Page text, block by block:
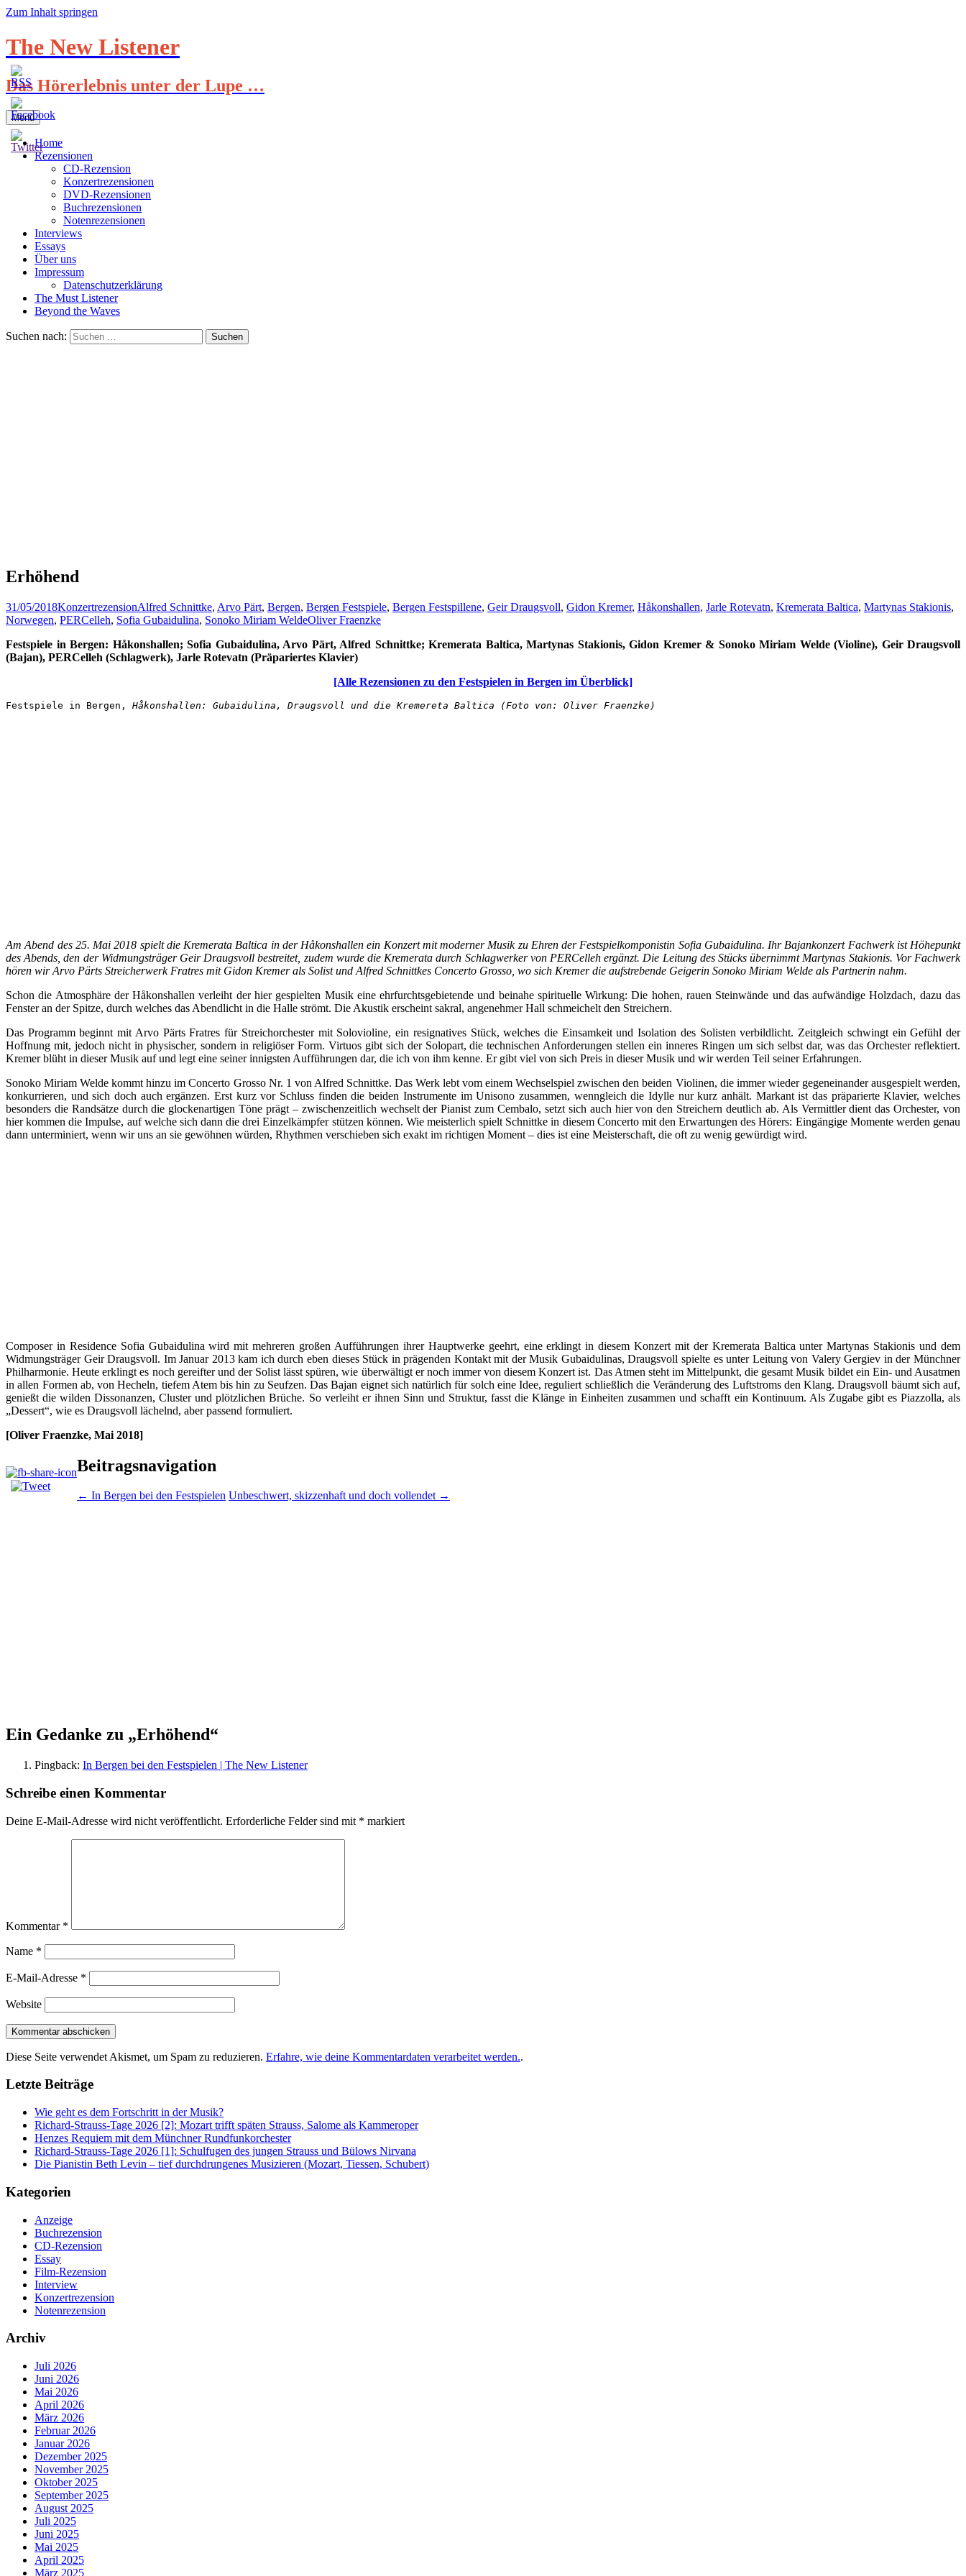
Zum Inhalt springen
The New Listener
Das Hörerlebnis unter der Lupe …
Menü
Home
Rezensionen
CD-Rezension
Konzertrezensionen
DVD-Rezensionen
Buchrezensionen
Notenrezensionen
Interviews
Essays
Über uns
Impressum
Datenschutzerklärung
The Must Listener
Beyond the Waves
Suchen nach:
Erhöhend
31/05/2018KonzertrezensionAlfred Schnittke, Arvo Pärt, Bergen, Bergen Festspiele, Bergen Festspillene, Geir Draugsvoll, Gidon Kremer, Håkonshallen, Jarle Rotevatn, Kremerata Baltica, Martynas Stakionis,
Norwegen, PERCelleh, Sofia Gubaidulina, Sonoko Miriam WeldeOliver Fraenzke
Festspiele in Bergen: Håkonshallen; Sofia Gubaidulina, Arvo Pärt, Alfred Schnittke; Kremerata Baltica, Martynas Stakionis, Gidon Kremer & Sonoko Miriam Welde (Violine), Geir Draugsvoll
(Bajan), PERCelleh (Schlagwerk), Jarle Rotevatn (Präpariertes Klavier)
[Alle Rezensionen zu den Festspielen in Bergen im Überblick]
Festspiele in Bergen, Håkonshallen: Gubaidulina, Draugsvoll und die Kremereta Baltica (Foto von: Oliver Fraenzke)
Am Abend des 25. Mai 2018 spielt die Kremerata Baltica in der Håkonshallen ein Konzert mit moderner Musik zu Ehren der Festspielkomponistin Sofia Gubaidulina. Ihr Bajankonzert Fachwerk ist Höhepunkt
des Abends, den der Widmungsträger Geir Draugsvoll bestreitet, zudem wurde die Kremerata durch Schlagwerker von PERCelleh ergänzt. Die Leitung des Stücks übernimmt Martynas Stakionis. Vor Fachwerk
hören wir Arvo Pärts Streicherwerk Fratres mit Gidon Kremer als Solist und Alfred Schnittkes Concerto Grosso, wo sich Kremer die aufstrebende Geigerin Sonoko Miriam Welde als Partnerin nahm.
Schon die Atmosphäre der Håkonshallen verleiht der hier gespielten Musik eine ehrfurchtsgebietende und beinahe spirituelle Wirkung: Die hohen, rauen Steinwände und das aufwändige Holzdach, dazu das
Fenster an der Spitze, durch welches das Abendlicht in die Halle strömt. Die Akustik erscheint sakral, angenehmer Hall schmeichelt den Streichern.
Das Programm beginnt mit Arvo Pärts Fratres für Streichorchester mit Solovioline, ein resignatives Stück, welches die Einsamkeit und Isolation des Solisten verbildlicht. Zeitgleich schwingt ein Gefühl der
Hoffnung mit, jedoch nicht in physischer, sondern in religiöser Form. Virtuos gibt sich der Solopart, die technischen Anforderungen stellen ein inneres Ringen um sich selbst dar, was das Orchester reflektiert.
Kremer blüht in dieser Musik auf und legt eine seiner innigsten Aufführungen dar, die ich von ihm kenne. Er gibt viel von sich Preis in dieser Musik und wir werden Teil seiner Erfahrungen.
Sonoko Miriam Welde kommt hinzu im Concerto Grosso Nr. 1 von Alfred Schnittke. Das Werk lebt vom einem Wechselspiel zwischen den beiden Violinen, die immer wieder gegeneinander ausgespielt werden,
konkurrieren, und sich doch auch ergänzen. Erst kurz vor Schluss finden die beiden Instrumente im Unisono zusammen, wenngleich die Idylle nur kurz anhält. Markant ist das präparierte Klavier, welches
besonders die Randsätze durch die glockenartigen Töne prägt – zwischenzeitlich wechselt der Pianist zum Cembalo, setzt sich auch hier von den Streichern deutlich ab. Als Vermittler dient das Orchester, von
hier kommen die Impulse, auf welche sich dann die drei Einzelkämpfer stützen können. Wie meisterlich spielt Schnittke in diesem Concerto mit den Erwartungen des Hörers: Eingängige Momente werden genau
dann unterminiert, wenn wir uns an sie gewöhnen würden, Rhythmen verschieben sich exakt im richtigen Moment – dies ist eine Meisterschaft, die oft zu wenig gewürdigt wird.
Composer in Residence Sofia Gubaidulina wird mit mehreren großen Aufführungen ihrer Hauptwerke geehrt, eine erklingt in diesem Konzert mit der Kremerata Baltica unter Martynas Stakionis und dem
Widmungsträger Geir Draugsvoll. Im Januar 2013 kam ich durch eben dieses Stück in prägenden Kontakt mit der Musik Gubaidulinas, Draugsvoll spielte es unter Leitung von Valery Gergiev in der Münchner
Philharmonie. Heute erklingt es noch gereifter und der Solist lässt spüren, wie überwältigt er noch immer von diesem Konzert ist. Das Atmen steht im Mittelpunkt, die gesamt Musik bildet ein Ein- und Ausatmen
in allen Formen ab, von Hecheln, tiefem Atem bis hin zu Seufzen. Das Bajan eignet sich natürlich für solch eine Idee, reguliert schließlich die Veränderung des Luftstroms den Klang. Draugsvoll bäumt sich auf,
genießt die wilden Dissonanzen, Cluster und plötzlichen Brüche. So verleiht er ihnen Sinn und Struktur, fasst die Klänge in Einheiten zusammen und schafft ein Kontinuum. Als Zugabe gibt es Piazzolla, als
„Dessert“, wie es Draugsvoll lächelnd, aber passend formuliert.
[Oliver Fraenzke, Mai 2018]
Beitragsnavigation
← In Bergen bei den Festspielen Unbeschwert, skizzenhaft und doch vollendet →
Ein Gedanke zu „Erhöhend“
Pingback: In Bergen bei den Festspielen | The New Listener
Schreibe einen Kommentar
Deine E-Mail-Adresse wird nicht veröffentlicht. Erforderliche Felder sind mit * markiert
Kommentar *
Name *
E-Mail-Adresse *
Website
Diese Seite verwendet Akismet, um Spam zu reduzieren. Erfahre, wie deine Kommentardaten verarbeitet werden..
Letzte Beiträge
Wie geht es dem Fortschritt in der Musik?
Richard-Strauss-Tage 2026 [2]: Mozart trifft späten Strauss, Salome als Kammeroper
Henzes Requiem mit dem Münchner Rundfunkorchester
Richard-Strauss-Tage 2026 [1]: Schulfugen des jungen Strauss und Bülows Nirvana
Die Pianistin Beth Levin – tief durchdrungenes Musizieren (Mozart, Tiessen, Schubert)
Kategorien
Anzeige
Buchrezension
CD-Rezension
Essay
Film-Rezension
Interview
Konzertrezension
Notenrezension
Archiv
Juli 2026
Juni 2026
Mai 2026
April 2026
März 2026
Februar 2026
Januar 2026
Dezember 2025
November 2025
Oktober 2025
September 2025
August 2025
Juli 2025
Juni 2025
Mai 2025
April 2025
März 2025